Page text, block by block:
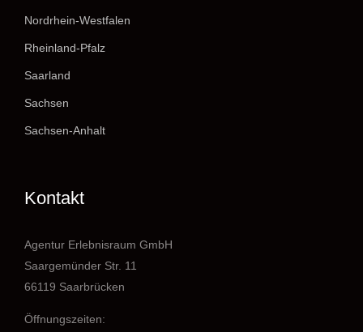
Nordrhein-Westfalen
Rheinland-Pfalz
Saarland
Sachsen
Sachsen-Anhalt
Kontakt
Agentur Erlebnisraum GmbH
Saargemünder Str. 11
66119 Saarbrücken
Öffnungszeiten: